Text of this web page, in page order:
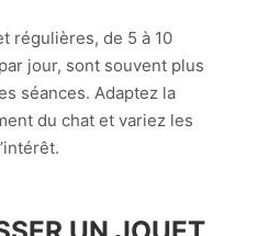
régulières, de 5 à 10
jour, sont souvent plus
séances. Adaptez la
du chat et variez les